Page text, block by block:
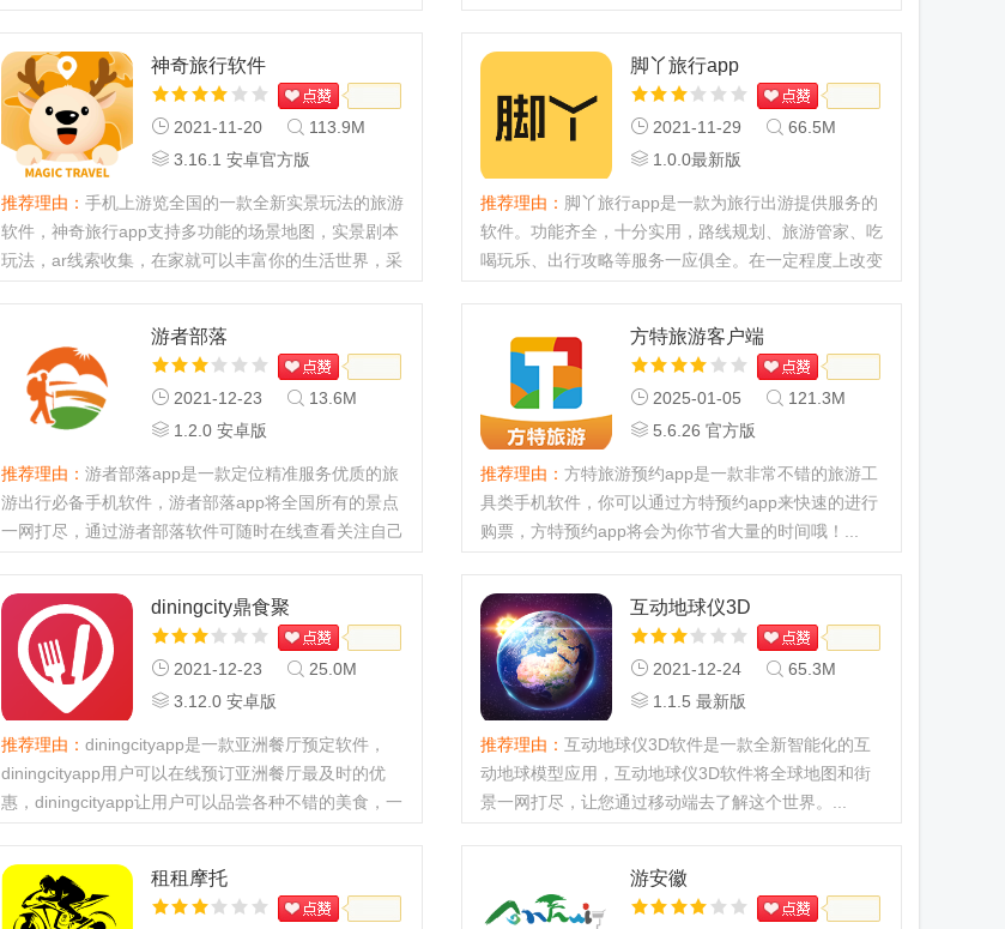
神奇旅行软件
2021-11-20
113.9M
3.16.1 安卓官方版
推荐理由： 手机上游览全国的一款全新实景玩法的旅游
软件，神奇旅行app支持多功能的场景地图，实景剧本
玩法，ar线索收集，在家就可以丰富你的生活世界，采
脚丫旅行app
2021-11-29
66.5M
1.0.0最新版
推荐理由： 脚丫旅行app是一款为旅行出游提供服务的
软件。功能齐全，十分实用，路线规划、旅游管家、吃
喝玩乐、出行攻略等服务一应俱全。在一定程度上改变
游者部落
2021-12-23
13.6M
1.2.0 安卓版
推荐理由： 游者部落app是一款定位精准服务优质的旅
游出行必备手机软件，游者部落app将全国所有的景点
一网打尽，通过游者部落软件可随时在线查看关注自己
方特旅游客户端
2025-01-05
121.3M
5.6.26 官方版
推荐理由： 方特旅游预约app是一款非常不错的旅游工
具类手机软件，你可以通过方特预约app来快速的进行
购票，方特预约app将会为你节省大量的时间哦！...
diningcity鼎食聚
2021-12-23
25.0M
3.12.0 安卓版
推荐理由： diningcityapp是一款亚洲餐厅预定软件，
diningcityapp用户可以在线预订亚洲餐厅最及时的优
惠，diningcityapp让用户可以品尝各种不错的美食，一
互动地球仪3D
2021-12-24
65.3M
1.1.5 最新版
推荐理由： 互动地球仪3D软件是一款全新智能化的互
动地球模型应用，互动地球仪3D软件将全球地图和街
景一网打尽，让您通过移动端去了解这个世界。...
租租摩托 游安徽